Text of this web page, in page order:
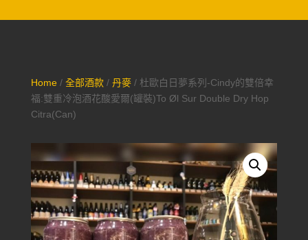
Home/ 全部酒款/ 丹麥/ 杜歐白日夢系列-Cindy的雙倍幸
福:雙重冷泡酒花酸愛爾(罐裝)To Øl Sur Double Dry Hop
Citra(Can)